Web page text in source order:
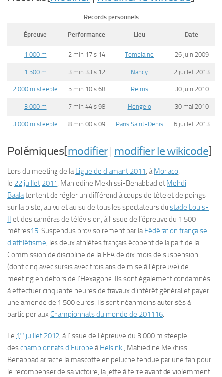
Records personnels
Épreuve Performance Lieu Date
1 000 m 2 min 17 s 14 Tomblaine 26 juin 2009
1 500 m 3 min 33 s 12 Nancy 2 juillet 2013
2 000 m steeple 5 min 10 s 68 Reims 30 juin 2010
3 000 m 7 min 44 s 98 Hengelo 30 mai 2010
3 000 m steeple 8 min 00 s 09 Paris Saint-Denis 6 juillet 2013
Polémiques[modifier| modifier le wikicode]
Lors du meeting de laLigue de diamant 2011, àMonaco,
le 22 juillet 2011, Mahiedine Mekhissi-Benabbad et Mehdi
Baalatentent de régler un différend à coups de tête et de poings
sur la piste, au vu et au su de tous les spectateurs du stade Louis-
II et des caméras de télévision, à l’issue de l’épreuve du 1 500
mètres15. Suspendus provisoirement par laFédération française
d’athlétisme, les deux athlètes français écopent de la part de la
Commission de discipline de la FFA de dix mois de suspension
(dont cinq avec sursis avec trois ans de mise à l’épreuve) de
meeting en dehors de l’Hexagone. Ils sont également condamnés
à effectuer cinquante heures de travaux d’intérêt général et payer
une amende de 1 500 euros. Ils sont néanmoins autorisés à
participer aux Championnats du monde de 2011 16.
Le 1er juillet 2012, à l’issue de l’épreuve du 3 000 m steeple
deschampionnats d’Europe àHelsinki, Mahiedine Mekhissi-
Benabbad arrache la mascotte en peluche tendue par une fan pour
le recompenser de sa victoire, la jette à terre avant de violemment